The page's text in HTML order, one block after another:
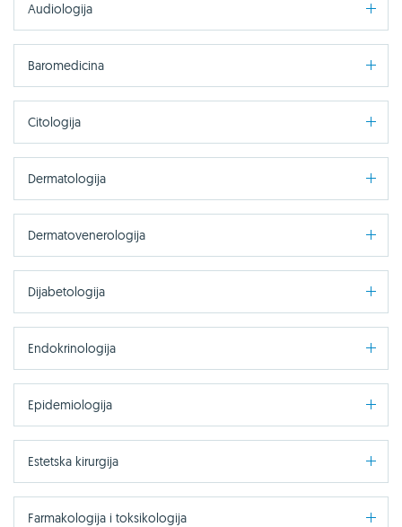
Audiologija
Baromedicina
Citologija
Dermatologija
Dermatovenerologija
Dijabetologija
Endokrinologija
Epidemiologija
Estetska kirurgija
Farmakologija i toksikologija